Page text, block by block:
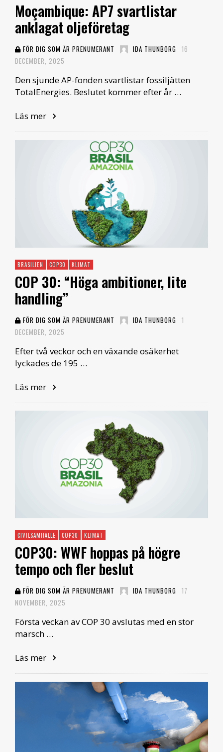
Moçambique: AP7 svartlistar
anklagat oljeföretag
FÖR DIG SOM ÄR PRENUMERANT IDA THUNBORG 16
DECEMBER, 2025
Den sjunde AP-fonden svartlistar fossiljätten
TotalEnergies. Beslutet kommer efter år …
Läs mer
BRASILIEN COP30 KLIMAT
COP 30: “Höga ambitioner, lite
handling”
FÖR DIG SOM ÄR PRENUMERANT IDA THUNBORG 1
DECEMBER, 2025
Efter två veckor och en växande osäkerhet
lyckades de 195 …
Läs mer
CIVILSAMHÄLLE COP30 KLIMAT
COP30: WWF hoppas på högre
tempo och fler beslut
FÖR DIG SOM ÄR PRENUMERANT IDA THUNBORG 17
NOVEMBER, 2025
Första veckan av COP 30 avslutas med en stor
marsch …
Läs mer